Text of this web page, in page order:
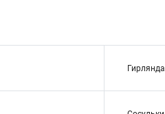
Гирлянда